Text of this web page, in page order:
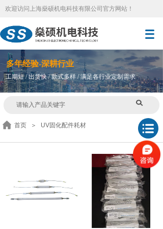
欢迎访问 上海燊硕机电科技有限公司官方网站 ！
多年经验-深耕行业
工期短 / 出货快 / 款式多样 / 满足各行业定制需求
首页 ＞ UV固化配件耗材